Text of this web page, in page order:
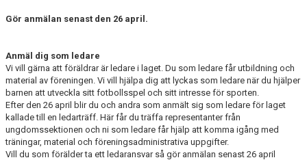
Gör anmälan senast den 26 april.
Anmäl dig som ledare
Vi vill gärna att föräldrar är ledare i laget. Du som ledare får utbildning och
material av föreningen. Vi vill hjälpa dig att lyckas som ledare när du hjälper
barnen att utveckla sitt fotbollsspel och sitt intresse för sporten.
Efter den 26 april blir du och andra som anmält sig som ledare för laget
kallade till en ledarträff. Här får du träffa representanter från
ungdomssektionen och ni som ledare får hjälp att komma igång med
träningar, material och föreningsadministrativa uppgifter.
Vill du som förälder ta ett ledaransvar så gör anmälan senast 26 april